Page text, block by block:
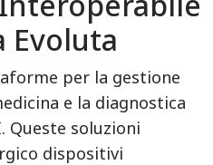
Evoluta
per la gestione
e la diagnostica
Queste soluzioni
dispositivi